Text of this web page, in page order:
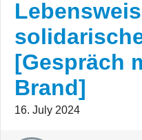
[Gespräch
Brand]
16. July 2024